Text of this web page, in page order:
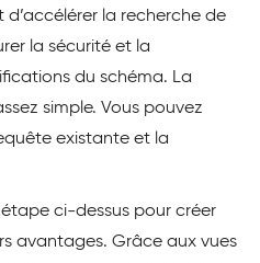
d’accélérer la recherche de
la sécurité et la
du schéma. La
simple. Vous pouvez
existante et la
ci-dessus pour créer
avantages. Grâce aux vues